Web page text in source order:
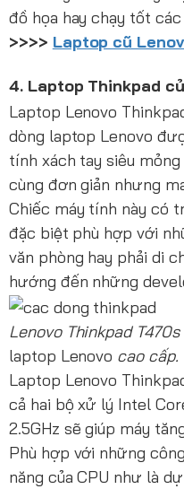
đồ họa hay chạy tốt
>>>> Laptop cũ
4. Laptop Thinkpad
Laptop Lenovo
dòng laptop Lenovo
tính xách tay siêu
cùng đơn giản nhưng
Chiếc máy tính này có
đặc biệt phù hợp với
văn phòng hay phải di
hướng đến những
Lenovo Thinkpad
laptop Lenovo cao cấp.
Laptop Lenovo
cả hai bộ xử lý Intel
2.5GHz sẽ giúp máy
Phù hợp với những
năng của CPU như là